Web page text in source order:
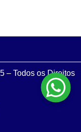
– Todos os Direitos